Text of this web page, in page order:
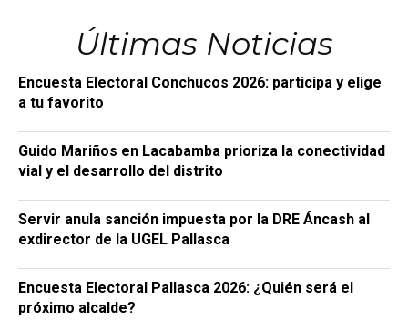
Últimas Noticias
Encuesta Electoral Conchucos 2026: participa y elige
a tu favorito
Guido Mariños en Lacabamba prioriza la conectividad
vial y el desarrollo del distrito
Servir anula sanción impuesta por la DRE Áncash al
exdirector de la UGEL Pallasca
Encuesta Electoral Pallasca 2026: ¿Quién será el
próximo alcalde?